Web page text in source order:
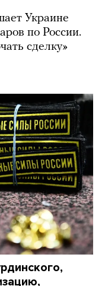
Украине
по России.
сделку»